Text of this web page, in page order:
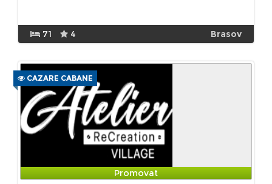
71 4 Brasov
CAZARE CABANE
Promovat